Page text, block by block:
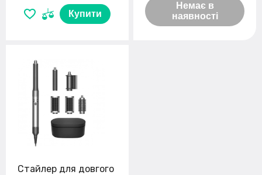
Купити
Немає в
наявності
Стайлер для довгого